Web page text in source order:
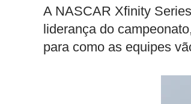
A NASCAR Xfinity
liderança do
para como as equipes